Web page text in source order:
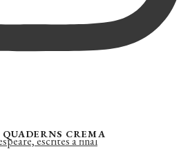
escrites a final
CREMA